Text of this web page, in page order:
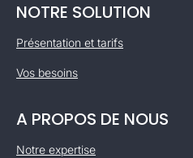
NOTRE SOLUTION
Présentation et tarifs
Vos besoins
A PROPOS DE NOUS
Notre expertise